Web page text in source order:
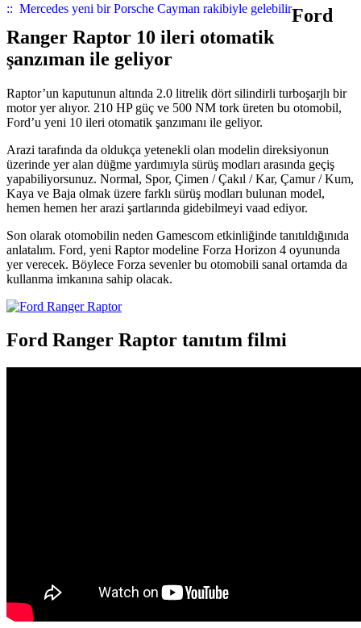
:: Mercedes yeni bir Porsche Cayman rakibiyle gelebilirFord
Ranger Raptor 10 ileri otomatik
şanzıman ile geliyor
Raptor’un kaputunun altında 2.0 litrelik dört silindirli turboşarjlı bir
motor yer alıyor. 210 HP güç ve 500 NM tork üreten bu otomobil,
Ford’u yeni 10 ileri otomatik şanzımanı ile geliyor.
Arazi tarafında da oldukça yetenekli olan modelin direksiyonun
üzerinde yer alan düğme yardımıyla sürüş modları arasında geçiş
yapabiliyorsunuz. Normal, Spor, Çimen / Çakıl / Kar, Çamur / Kum,
Kaya ve Baja olmak üzere farklı sürüş modları bulunan model,
hemen hemen her arazi şartlarında gidebilmeyi vaad ediyor.
Son olarak otomobilin neden Gamescom etkinliğinde tanıtıldığınıda
anlatalım. Ford, yeni Raptor modeline Forza Horizon 4 oyununda
yer verecek. Böylece Forza sevenler bu otomobili sanal ortamda da
kullanma imkanına sahip olacak.
Ford Ranger Raptor tanıtım filmi